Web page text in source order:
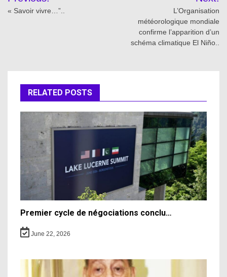
navigation
« Savoir vivre…”..
L’Organisation
météorologique mondiale
confirme l’apparition d’un
schéma climatique El Niño..
RELATED POSTS
Premier cycle de négociations conclu…
June 22, 2026